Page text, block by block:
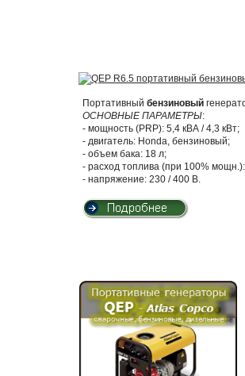
Портативный бензиновый
ОСНОВНЫЕ ПАРАМЕТРЫ:
- мощность (PRP): 5,4 кВА / 4,3 кВт;
- двигатель: Honda, бензиновый;
- объем бака: 18 л;
- расход топлива (при 100%
- напряжение: 230 / 400 В.